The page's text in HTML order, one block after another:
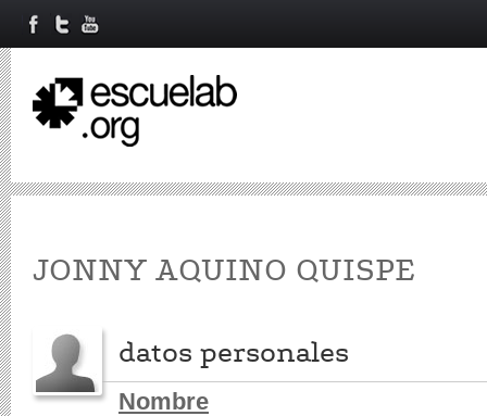
JONNY AQUINO QUISPE
datos personales
Nombre